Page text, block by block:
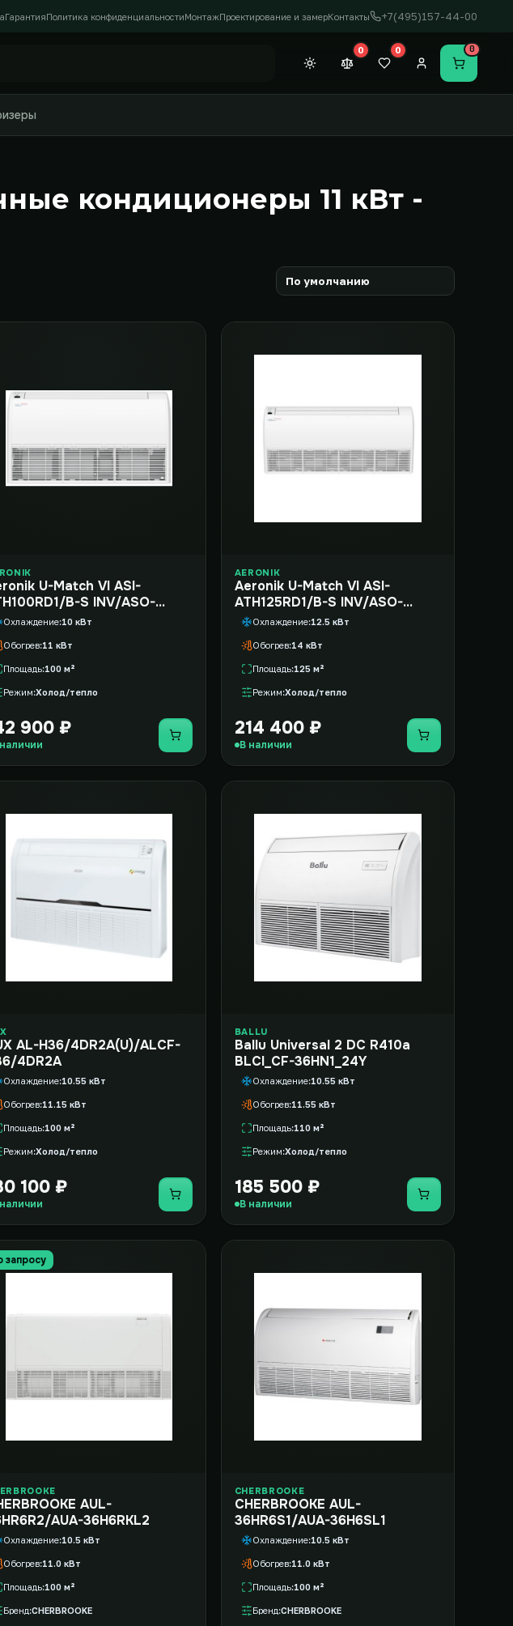
ГарантияПолитика конфиденциальностиМонтажПроектирование и замерКонтакты +7(495)157-44-00
Темная тема
0 0
Перейти
0
кондиционеры 11 кВт -
U-Match VI ASI-
B-S INV/ASO-
INV
Охлаждение 10 кВт
Обогрев 11 кВт
Площадь 100 м²
Режим Холод/тепло
900 ₽
Купить
AERONIK
Aeronik U-Match VI ASI-
ATH125RD1/B-S INV/ASO-
AGUHN125R1/INV
Охлаждение 12.5 кВт
Обогрев 14 кВт
Площадь 125 м²
Режим Холод/тепло
214 400 ₽
В наличии Купить
AL-H36/4DR2A(U)/ALCF-
4DR2A
Охлаждение 10.55 кВт
Обогрев 11.15 кВт
Площадь 100 м²
Режим Холод/тепло
100 ₽
Купить
BALLU
Ballu Universal 2 DC R410a
BLCI_CF-36HN1_24Y
Охлаждение 10.55 кВт
Обогрев 11.55 кВт
Площадь 110 м²
Режим Холод/тепло
185 500 ₽
В наличии Купить
запросу
AUL-
AUA-36H6RKL2
Охлаждение 10.5 кВт
Обогрев 11.0 кВт
Площадь 100 м²
Бренд CHERBROOKE
CHERBROOKE
CHERBROOKE AUL-
36HR6S1/AUA-36H6SL1
Охлаждение 10.5 кВт
Обогрев 11.0 кВт
Площадь 100 м²
Бренд CHERBROOKE